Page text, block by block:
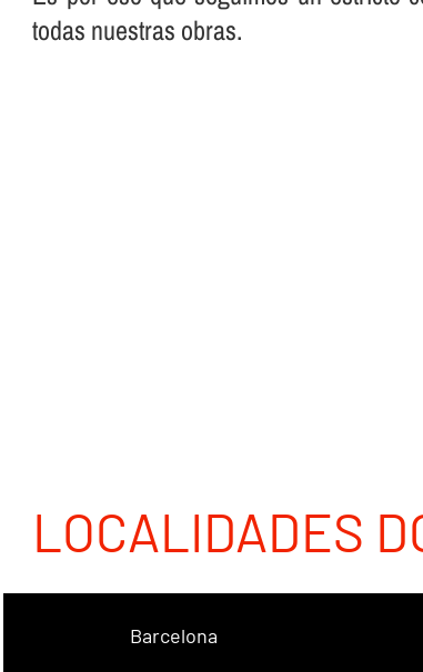
todas nuestras obras.
LOCALIDADES
Barcelona